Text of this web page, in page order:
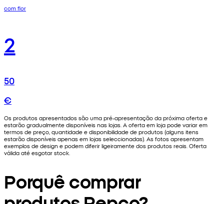
com flor
2
50
€
Os produtos apresentados são uma pré-apresentação da próxima oferta e
estarão gradualmente disponíveis nas lojas. A oferta em loja pode variar em
termos de preço, quantidade e disponibilidade de produtos (alguns itens
estarão disponíveis apenas em lojas seleccionadas). As fotos apresentam
exemplos de design e podem diferir ligeiramente dos produtos reais. Oferta
válida até esgotar stock.
Porquê comprar